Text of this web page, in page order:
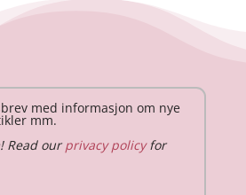
med informasjon om nye
mm.
Read ourprivacy policyfor